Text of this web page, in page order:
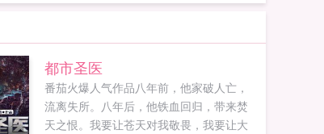
都市圣医
番茄火爆人气作品八年前，他家破人亡，
流离失所。八年后，他铁血回归，带来焚
天之恨。我要让苍天对我敬畏，我要让大